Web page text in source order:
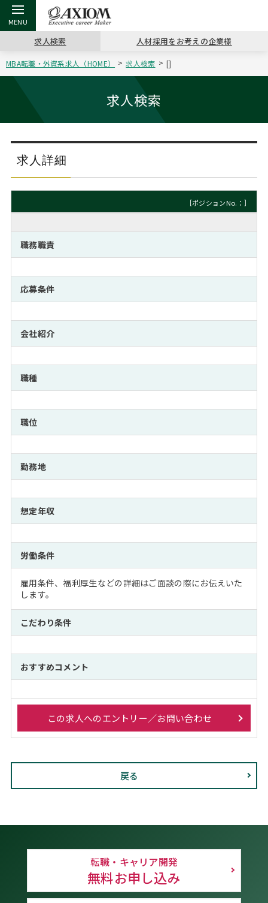
戻る
アクシアムの特長
コンサ
サービス案内 キャリ
コンサルタントの紹介
戻る
キャリア支援 TOP
キャリアデザイン講座
（最新求人市場動向）
MBAの
おわり
ステージ別アドバイス
MBA留学生数の推移
日本か
インターン受入企業一覧
MBAを生かす求人特集
年齢と年収の相関図
戻る
転職ツール TOP
英文レジュメの書き方 パワー
職務経歴書の書き方
よくある面接Q&A集
外資系／面接攻略のコツ
戻る
転職コラム TOP
“展”職相談室
転職市場の明日をよめ
転職成功への4つの鍵
キャリアに効く一冊
注目企業インタビュー
戻る
イベント・セミナー TOP
ジョブフェア
キャリアデザインセミナー
キャリアフォーラム
プロ経営者の特別セミナー
Career Talk Live
MBA NETWORKING
戻る
会社概要 TOP
沿革
主なクライアント
採用情報
パブリシティ
ニュースリリース
求人検索 人材採用をお考えの企業様
MBA転職・外資系求人（HOME） 求人検索 []
求人検索
求人詳細
［ポジションNo.：］
職務職責
応募条件
会社紹介
職種
職位
勤務地
想定年収
労働条件
雇用条件、福利厚生などの詳細はご面談の際にお伝えいた
します。
こだわり条件
おすすめコメント
この求人へのエントリー／お問い合わせ
戻る
転職・キャリア開発
無料お申し込み